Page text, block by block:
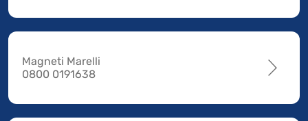
Magneti Marelli
0800 0191638